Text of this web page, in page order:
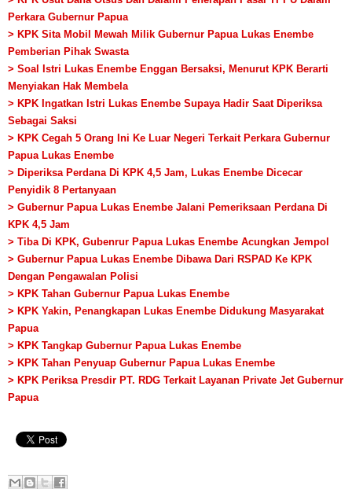
Perkara Gubernur Papua
> KPK Sita Mobil Mewah Milik Gubernur Papua Lukas Enembe
Pemberian Pihak Swasta
> Soal Istri Lukas Enembe Enggan Bersaksi, Menurut KPK Berarti
Menyiakan Hak Membela
> KPK Ingatkan Istri Lukas Enembe Supaya Hadir Saat Diperiksa
Sebagai Saksi
> KPK Cegah 5 Orang Ini Ke Luar Negeri Terkait Perkara Gubernur
Papua Lukas Enembe
> Diperiksa Perdana Di KPK 4,5 Jam, Lukas Enembe Dicecar
Penyidik 8 Pertanyaan
> Gubernur Papua Lukas Enembe Jalani Pemeriksaan Perdana Di
KPK 4,5 Jam
> Tiba Di KPK, Gubenrur Papua Lukas Enembe Acungkan Jempol
> Gubernur Papua Lukas Enembe Dibawa Dari RSPAD Ke KPK
Dengan Pengawalan Polisi
> KPK Tahan Gubernur Papua Lukas Enembe
> KPK Yakin, Penangkapan Lukas Enembe Didukung Masyarakat
Papua
> KPK Tangkap Gubernur Papua Lukas Enembe
> KPK Tahan Penyuap Gubernur Papua Lukas Enembe
> KPK Periksa Presdir PT. RDG Terkait Layanan Private Jet Gubernur
Papua